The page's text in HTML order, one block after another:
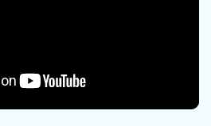
무료 체험
기